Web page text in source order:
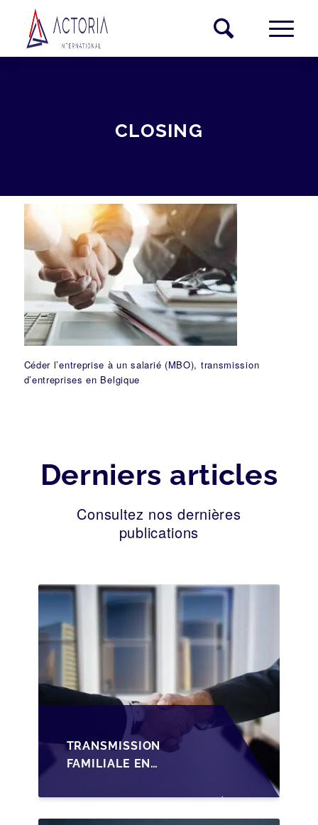
CLOSING
Céder l’entreprise à un salarié (MBO), transmission
d’entreprises en Belgique
Derniers articles
Consultez nos dernières
publications
TRANSMISSION
FAMILIALE EN
STRUCTURER LA
CESSION DES PARTS